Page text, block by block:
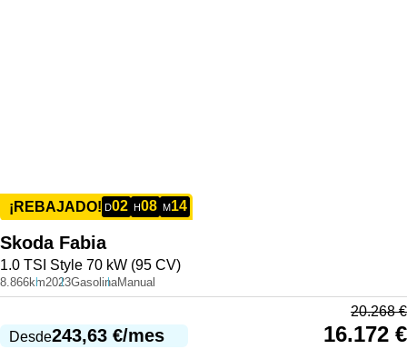
¡REBAJADO! D02 H08 M14
Skoda Fabia
1.0 TSI Style 70 kW (95 CV)
8.866km2023GasolinaManual
Desde243,63 €/mes
20.268€
16.172 €